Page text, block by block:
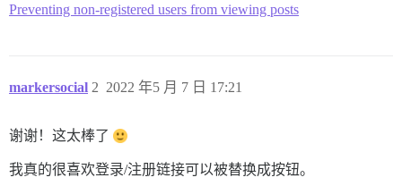
Preventing non-registered users from viewing posts
markersocial 2022 年5 月 7 日 17:21
2
谢谢！这太棒了
我真的很喜欢登录/注册链接可以被替换成按钮。